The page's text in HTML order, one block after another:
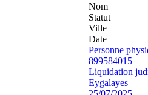
Nom
Statut
Ville
Date
Personne
899584015
Liquidation
Eygalayes